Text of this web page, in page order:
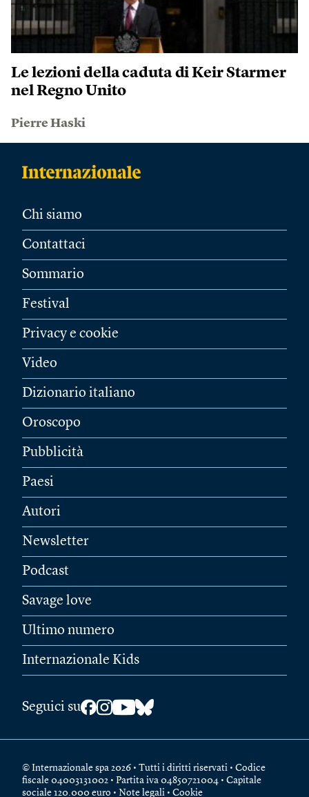
Le lezioni della caduta di Keir Starmer
nel Regno Unito
Pierre Haski
Chi siamo
Contattaci
Sommario
Festival
Privacy e cookie
Video
Dizionario italiano
Oroscopo
Pubblicità
Paesi
Autori
Newsletter
Podcast
Savage love
Ultimo numero
Internazionale Kids
Seguici su
© Internazionale spa 2026 • Tutti i diritti riservati • Codice
fiscale 04003131002 • Partita iva 04850721004 • Capitale
sociale 120.000 euro • Note legali • Cookie